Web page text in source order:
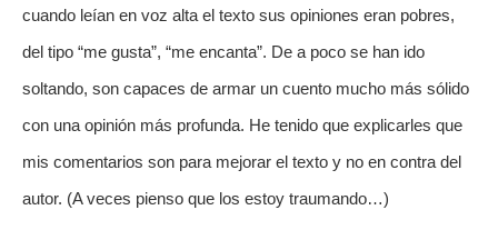
cuando leían en voz alta el texto sus opiniones eran pobres,
del tipo “me gusta”, “me encanta”. De a poco se han ido
soltando, son capaces de armar un cuento mucho más sólido
con una opinión más profunda. He tenido que explicarles que
mis comentarios son para mejorar el texto y no en contra del
autor. (A veces pienso que los estoy traumando…)